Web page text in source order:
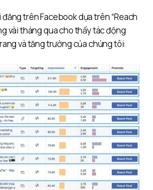
trên Facebook dựa trên “Reach
vài tháng qua cho thấy tác động
và tăng trưởng của chúng tôi: